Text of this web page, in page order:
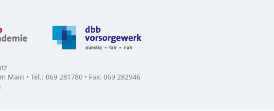
• Tel.: 069 281780 • Fax: 069 282946